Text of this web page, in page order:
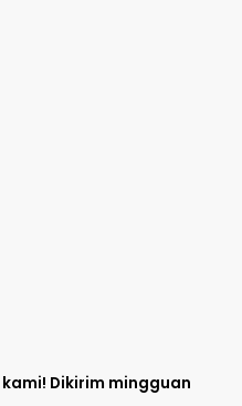
kami! Dikirim mingguan